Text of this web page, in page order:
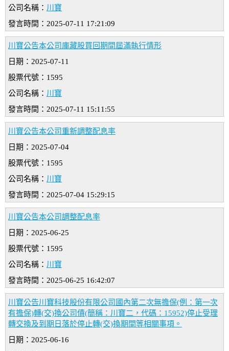
公司名稱： 川寶
發言時間：2025-07-11 17:21:09
川寶公告本公司庫藏股買回期間屆滿執行情形
日期：2025-07-11
股票代號：1595
公司名稱： 川寶
發言時間：2025-07-11 15:11:55
川寶公告本公司重新調整配息率
日期：2025-07-04
股票代號：1595
公司名稱： 川寶
發言時間：2025-07-04 15:29:15
川寶公告本公司調整配息率
日期：2025-06-25
股票代號：1595
公司名稱： 川寶
發言時間：2025-06-25 16:42:07
川寶公告川寶科技股份有限公司國內第二次無擔保(例：第一次
有擔保)轉(交)換公司債(簡稱：川寶二，代碼：15952)停止受理
轉交換及到期日落於停止轉(交)換期間等相關事項。
日期：2025-06-16